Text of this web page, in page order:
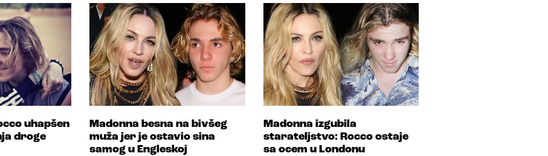
uhapšen
droge
Madonna besna na bivšeg
muža jer je ostavio sina
samog u Engleskoj
Madonna izgubila
starateljstvo: Rocco ostaje
sa ocem u Londonu